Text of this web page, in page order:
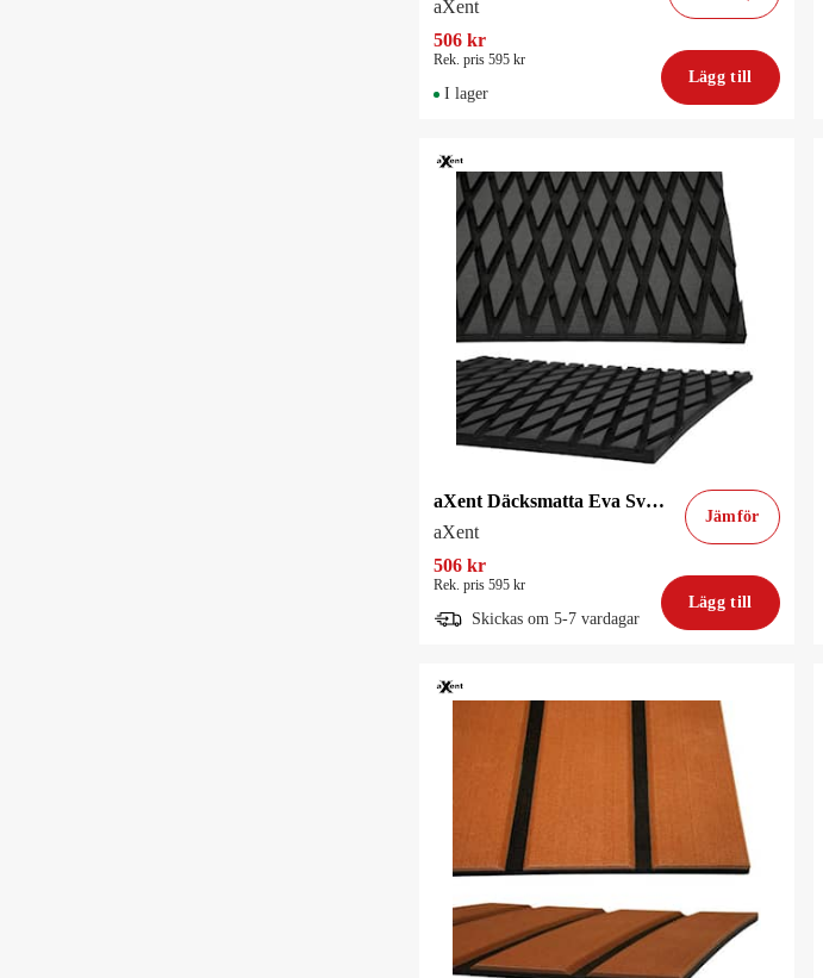
aXent
506 kr
Rek. pris 595 kr
I lager
Lägg till
aXent Däcksmatta Eva Svart Diamond
aXent
Jämför
506 kr
Rek. pris 595 kr
Skickas om 5-7 vardagar
Lägg till